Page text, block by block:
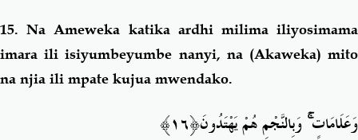
15.Na Ameweka katika ardhi milima iliyosimama
imara ili isiyumbeyumbe nanyi, na (Akaweka) mito
na njia ili mpate kujua mwendako.
وَعَلَامَاتٍۚوَبِالنَّجْمِ هُمْ يَهْتَدُونَ﴿١٦﴾